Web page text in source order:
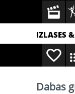
IZLASES
Dabas